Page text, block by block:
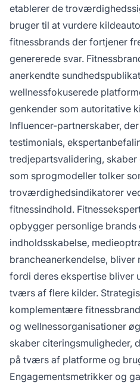
etablerer de
bruger til at vurdere
fitnessbrands der fortjener
genererede svar.
anerkendte
wellnessfokuserede
genkender som autoritative
Influencer-partnerskaber,
testimonials,
tredjepartsvalidering, skaber
som sprogmodeller tolker
troværdighedsindikatorer
fitnessindhold.
opbygger personlige brands
indholdsskabelse,
brancheanerkendelse, bliver
fordi deres ekspertise
tværs af flere kilder.
komplementære
og wellnessorganisationer
skaber citeringsmuligheder,
på tværs af platforme og
Engagementsmetrikker og